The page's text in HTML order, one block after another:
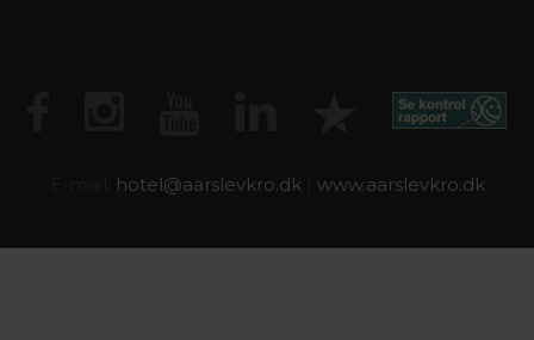
hotel@aarslevkro.dk| www.aarslevkro.dk